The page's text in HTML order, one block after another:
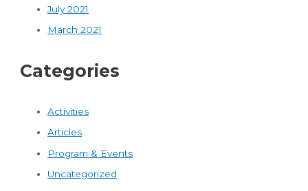
July 2021
March 2021
Categories
Activities
Articles
Program & Events
Uncategorized